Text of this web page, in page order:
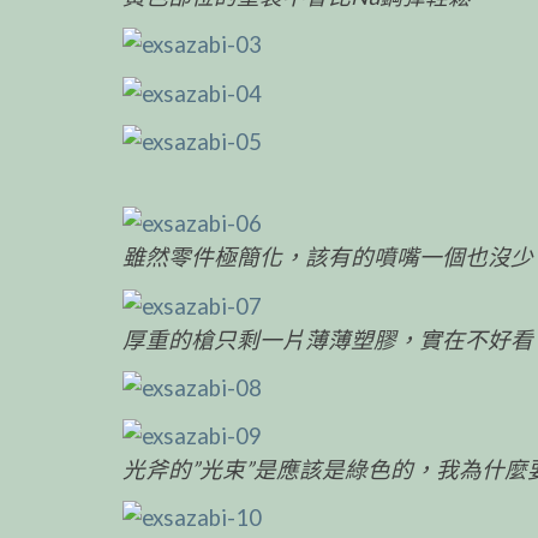
雖然零件極簡化，該有的噴嘴一個也沒少
厚重的槍只剩一片薄薄塑膠，實在不好看
光斧的”光束”是應該是綠色的，我為什麼